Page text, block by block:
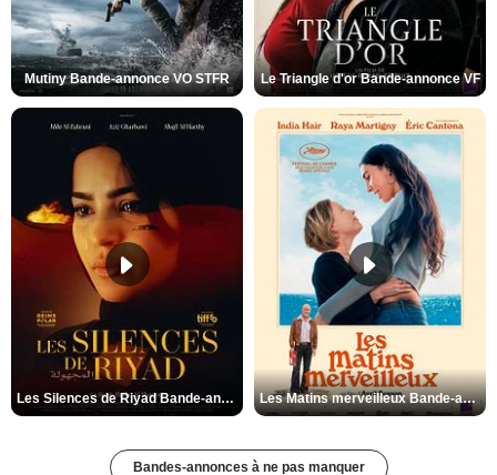
Mutiny Bande-annonce VO STFR Le Triangle d'or Bande-annonce VF
Les Silences de Riyad Bande-annonce VO STFR Les Matins merveilleux Bande-annonce VF
Bandes-annonces à ne pas manquer